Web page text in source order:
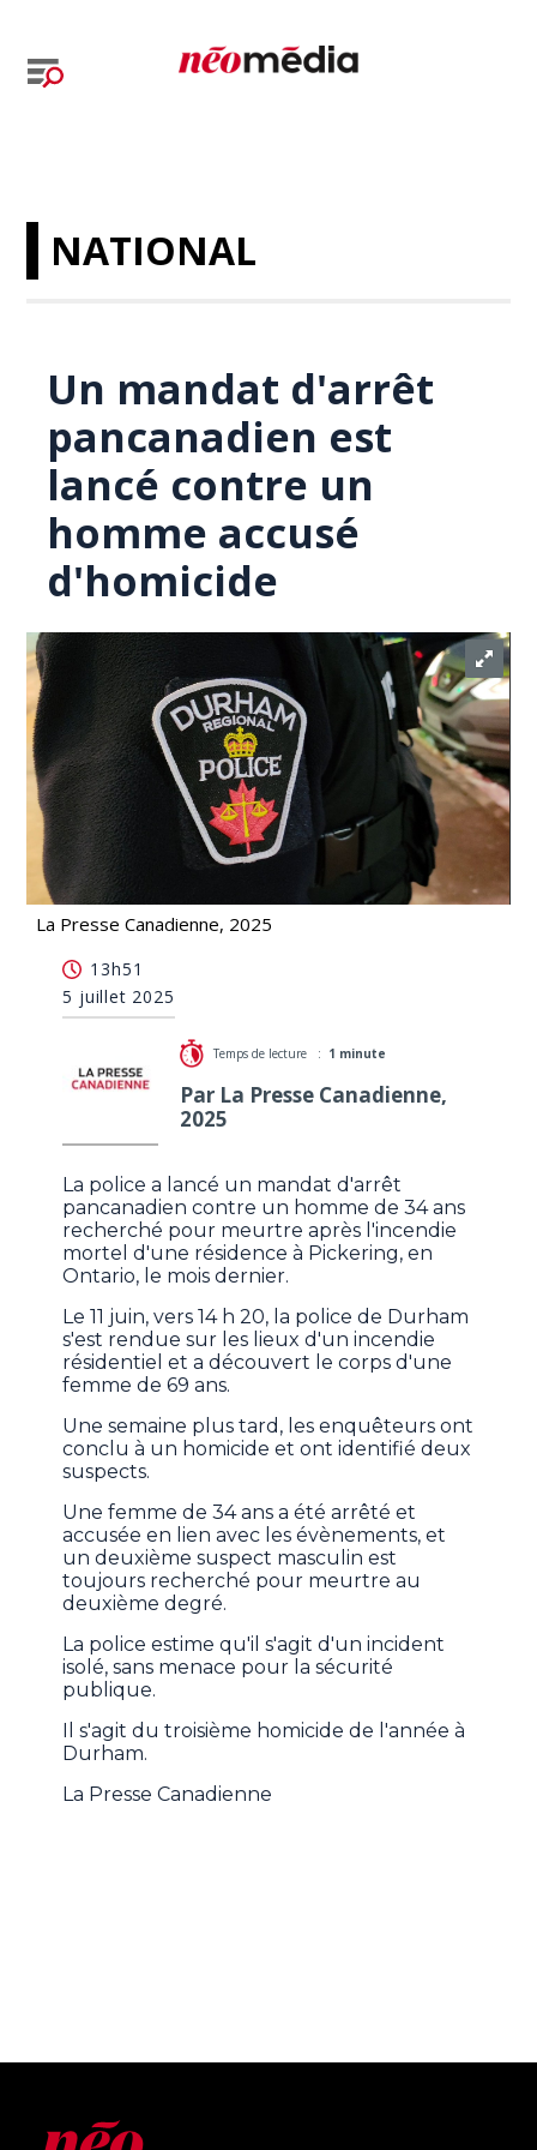
NATIONAL
Un mandat d'arrêt
pancanadien est
lancé contre un
homme accusé
d'homicide
La Presse Canadienne, 2025
homme accusé d'homicide
13h51
5 juillet 2025
Temps de lecture : 1 minute
Par La Presse Canadienne,
2025
La police a lancé un mandat d'arrêt
pancanadien contre un homme de 34 ans
recherché pour meurtre après l'incendie
mortel d'une résidence à Pickering, en
Ontario, le mois dernier.
Le 11 juin, vers 14 h 20, la police de Durham
s'est rendue sur les lieux d'un incendie
résidentiel et a découvert le corps d'une
femme de 69 ans.
Une semaine plus tard, les enquêteurs ont
conclu à un homicide et ont identifié deux
suspects.
Une femme de 34 ans a été arrêté et
accusée en lien avec les évènements, et
un deuxième suspect masculin est
toujours recherché pour meurtre au
deuxième degré.
La police estime qu'il s'agit d'un incident
isolé, sans menace pour la sécurité
publique.
Il s'agit du troisième homicide de l'année à
Durham.
La Presse Canadienne